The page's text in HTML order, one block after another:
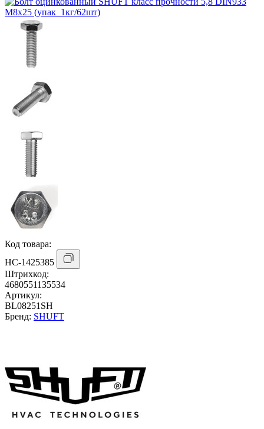
Код товара:
НС-1425385
Штрихкод:
4680551135534
Артикул:
BL08251SH
Бренд: SHUFT